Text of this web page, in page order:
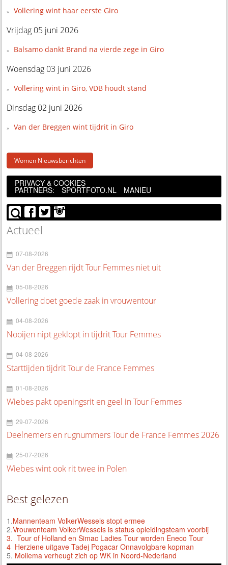
Vollering wint haar eerste Giro
Vrijdag 05 juni 2026
Balsamo dankt Brand na vierde zege in Giro
Woensdag 03 juni 2026
Vollering wint in Giro, VDB houdt stand
Dinsdag 02 juni 2026
Van der Breggen wint tijdrit in Giro
Women Nieuwsberichten
PRIVACY & COOKIES
PARTNERS: SPORTFOTO.NL MANIEU
Actueel
07-08-2026
Van der Breggen rijdt Tour Femmes niet uit
05-08-2026
Vollering doet goede zaak in vrouwentour
04-08-2026
Nooijen nipt geklopt in tijdrit Tour Femmes
04-08-2026
Starttijden tijdrit Tour de France Femmes
01-08-2026
Wiebes pakt openingsrit en geel in Tour Femmes
29-07-2026
Deelnemers en rugnummers Tour de France Femmes 2026
25-07-2026
Wiebes wint ook rit twee in Polen
Best gelezen
1.Mannenteam VolkerWessels stopt ermee
2.Vrouwenteam VolkerWessels is status opleidingsteam voorbij
3. Tour of Holland en Simac Ladies Tour worden Eneco Tour
4 Herziene uitgave Tadej Pogacar Onnavolgbare kopman
5. Mollema verheugt zich op WK in Noord-Nederland